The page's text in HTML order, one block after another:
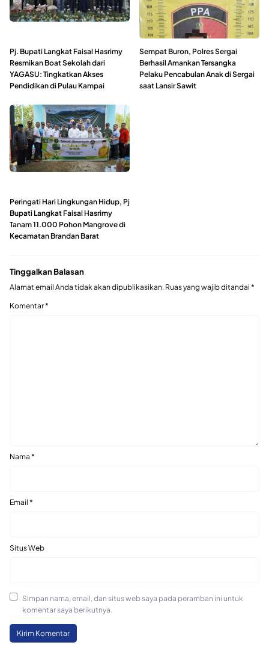
Pj. Bupati Langkat Faisal Hasrimy
Resmikan Boat Sekolah dari
YAGASU: Tingkatkan Akses
Pendidikan di Pulau Kampai
Sempat Buron, Polres Sergai
Berhasil Amankan Tersangka
Pelaku Pencabulan Anak di Sergai
saat Lansir Sawit
Peringati Hari Lingkungan Hidup, Pj
Bupati Langkat Faisal Hasrimy
Tanam 11.000 Pohon Mangrove di
Kecamatan Brandan Barat
Tinggalkan Balasan
Alamat email Anda tidak akan dipublikasikan. Ruas yang wajib ditandai *
Komentar*
Nama *
Email *
Situs Web
Simpan nama, email, dan situs web saya pada peramban ini untuk
komentar saya berikutnya.